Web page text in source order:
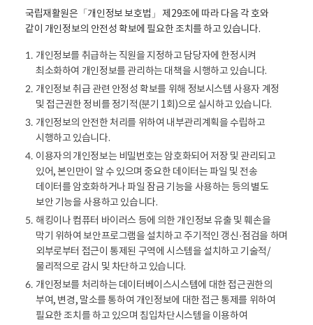
국립재활원은「개인정보 보호법」 제29조에 따라 다음 각 호와
같이 개인정보의 안전성 확보에 필요한 조치를 하고 있습니다.
1. 개인정보를 취급하는 직원을 지정하고 담당자에 한정시켜
최소화하여 개인정보를 관리하는 대책을 시행하고 있습니다.
2. 개인정보 취급 관련 안정성 확보를 위해 정보시스템 사용자 계정
및 접근권한 정비를 정기적(분기 1회)으로 실시하고 있습니다.
3. 개인정보의 안전한 처리를 위하여 내부관리계획을 수립하고
시행하고 있습니다.
4. 이용자의 개인정보는 비밀번호는 암호화되어 저장 및 관리되고
있어, 본인만이 알 수 있으며 중요한 데이터는 파일 및 전송
데이터를 암호화하거나 파일 잠금 기능을 사용하는 등의 별도
보안 기능을 사용하고 있습니다.
5. 해킹이나 컴퓨터 바이러스 등에 의한 개인정보 유출 및 훼손을
막기 위하여 보안프로그램을 설치하고 주기적인 갱신·점검을 하며
외부로부터 접근이 통제된 구역에 시스템을 설치하고 기술적/
물리적으로 감시 및 차단하고 있습니다.
6. 개인정보를 처리하는 데이터베이스시스템에 대한 접근권한의
부여, 변경, 말소를 통하여 개인정보에 대한 접근 통제를 위하여
필요한 조치를 하고 있으며 침입차단시스템을 이용하여